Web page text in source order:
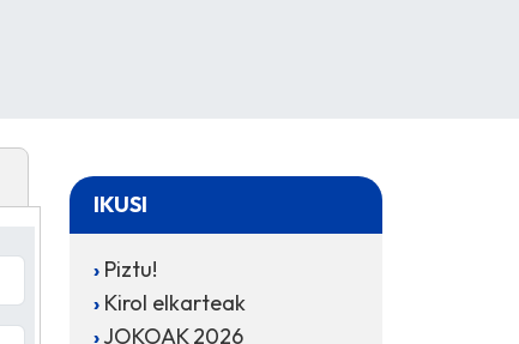
IKUSI
Piztu!
Kirol elkarteak
JOKOAK 2026